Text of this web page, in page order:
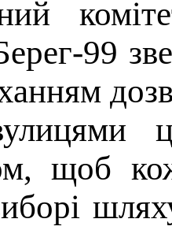
99
щоб